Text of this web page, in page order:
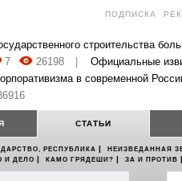
ПОДПИСКА
строительства
7 26198 Официальные
в современной
СТАТЬИ
РЕСПУБЛИКА | НЕИЗВЕДАННАЯ
И ДЕЛО | КАМО ГРЯДЕШИ? | ЗА И ПРОТИВ |